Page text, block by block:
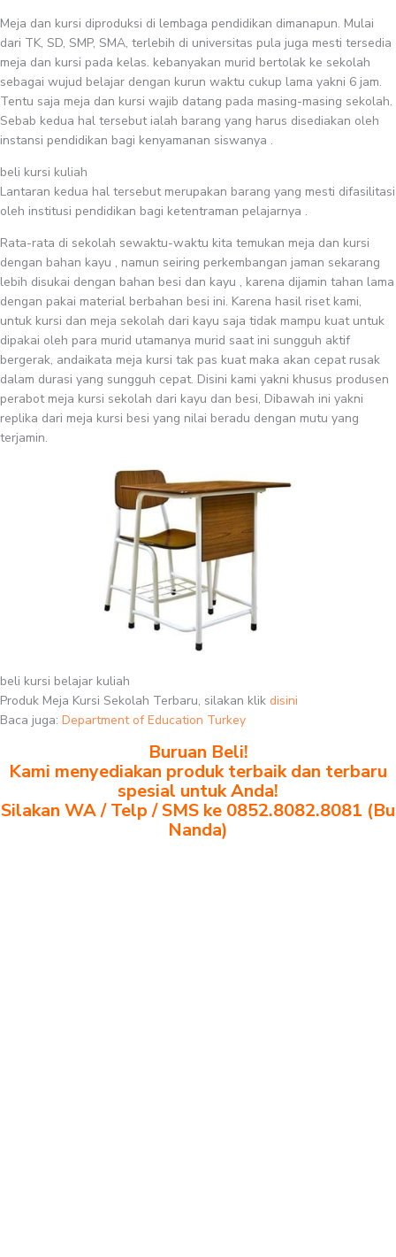
Meja dan kursi diproduksi di lembaga pendidikan dimanapun. Mulai
dari TK, SD, SMP, SMA, terlebih di universitas pula juga mesti tersedia
meja dan kursi pada kelas. kebanyakan murid bertolak ke sekolah
sebagai wujud belajar dengan kurun waktu cukup lama yakni 6 jam.
Tentu saja meja dan kursi wajib datang pada masing-masing sekolah.
Sebab kedua hal tersebut ialah barang yang harus disediakan oleh
instansi pendidikan bagi kenyamanan siswanya .
beli kursi kuliah
Lantaran kedua hal tersebut merupakan barang yang mesti difasilitasi
oleh institusi pendidikan bagi ketentraman pelajarnya .
Rata-rata di sekolah sewaktu-waktu kita temukan meja dan kursi
dengan bahan kayu , namun seiring perkembangan jaman sekarang
lebih disukai dengan bahan besi dan kayu , karena dijamin tahan lama
dengan pakai material berbahan besi ini. Karena hasil riset kami,
untuk kursi dan meja sekolah dari kayu saja tidak mampu kuat untuk
dipakai oleh para murid utamanya murid saat ini sungguh aktif
bergerak, andaikata meja kursi tak pas kuat maka akan cepat rusak
dalam durasi yang sungguh cepat. Disini kami yakni khusus produsen
perabot meja kursi sekolah dari kayu dan besi, Dibawah ini yakni
replika dari meja kursi besi yang nilai beradu dengan mutu yang
terjamin.
beli kursi belajar kuliah
Produk Meja Kursi Sekolah Terbaru, silakan klik disini
Baca juga: Department of Education Turkey
Buruan Beli!
Kami menyediakan produk terbaik dan terbaru
spesial untuk Anda!
Silakan WA / Telp / SMS ke 0852.8082.8081 (Bu
Nanda)